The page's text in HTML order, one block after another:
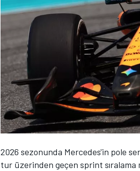
WRC
2026 sezonunda Mercedes'in pole
tur üzerinden geçen sprint